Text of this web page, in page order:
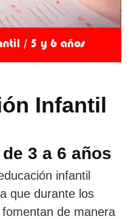
Infantil
3 a 6 años
infantil
que durante los
de manera